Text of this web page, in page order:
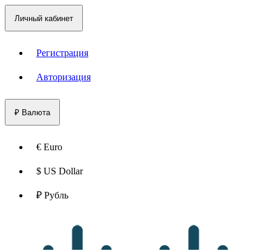
Личный кабинет
Регистрация
Авторизация
₽ Валюта
€ Euro
$ US Dollar
₽ Рубль